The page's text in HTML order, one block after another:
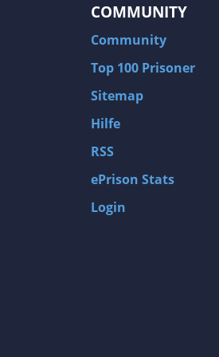
COMMUNITY
Community
Top 100 Prisoner
Sitemap
Hilfe
RSS
ePrison Stats
Login